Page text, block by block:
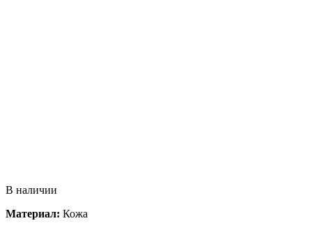
В наличии
Материал: Кожа